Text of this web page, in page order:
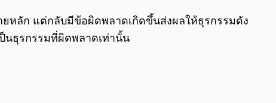
หลัก แต่กลับมีข้อผิดพลาดเกิดขึ้นส่งผลให้ธุรกรรมดัง
นธุรกรรมที่ผิดพลาดเท่านั้น